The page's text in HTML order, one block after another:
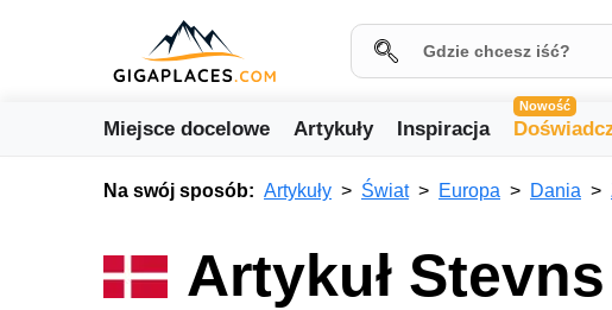
Miejsce docelowe Artykuły Inspiracja
Nowość
Na swój sposób: Artykuły Świat Europa Dania
Artykuł